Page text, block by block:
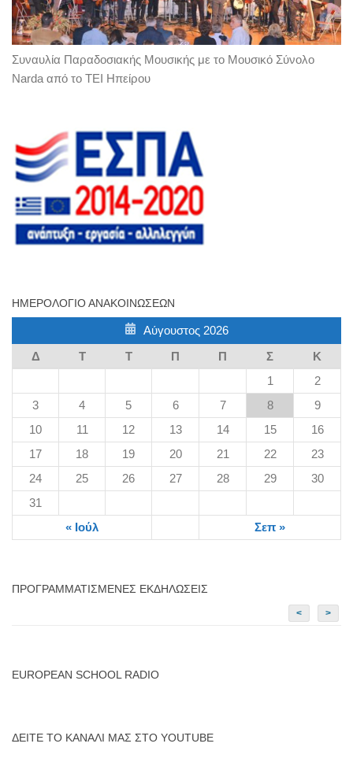
Συναυλία Παραδοσιακής Μουσικής με το Μουσικό Σύνολο
Narda από το ΤΕΙ Ηπείρου
ΗΜΕΡΟΛΌΓΙΟ ΑΝΑΚΟΙΝΏΣΕΩΝ
Αύγουστος 2026
Δ
Τ Τ Π Π Σ
Κ
1
2
3
4 5 6 7 8
9
10
11 12 13 14 15
16
17
18 19 20 21 22
23
24
25 26 27 28 29
30
31
« Ιούλ
Σεπ »
ΠΡΟΓΡΑΜΜΑΤΙΣΜΈΝΕΣ ΕΚΔΗΛΏΣΕΙΣ
< >
EUROPEAN SCHOOL RADIO
ΔΕΊΤΕ ΤΟ ΚΑΝΆΛΙ ΜΑΣ ΣΤΟ YOUTUBE